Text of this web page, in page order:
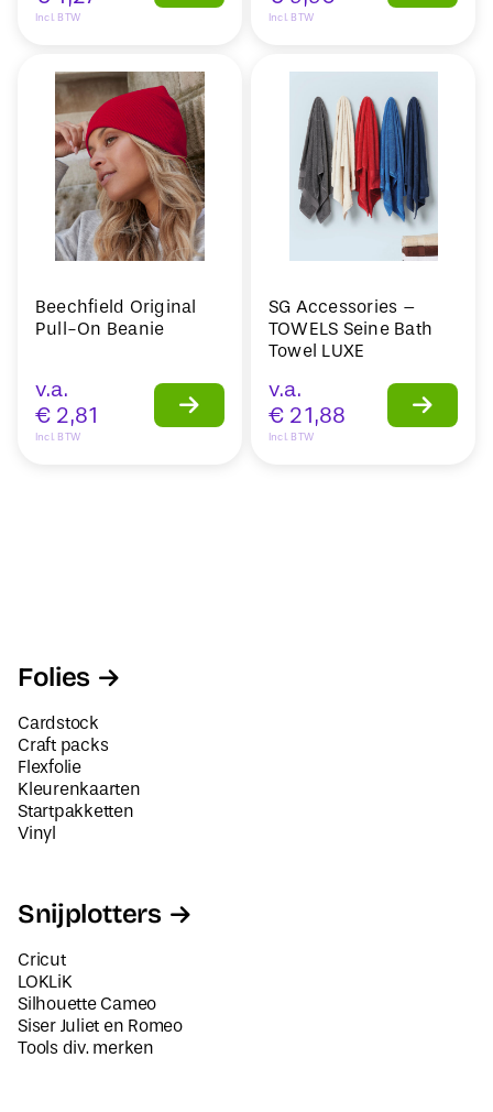
Incl. BTW Incl. BTW
Beechfield Original
Pull-On Beanie
v.a.
€ 2,81
Incl. BTW
SG Accessories –
TOWELS Seine Bath
Towel LUXE
v.a.
€ 21,88
Incl. BTW
Folies
Cardstock
Craft packs
Flexfolie
Kleurenkaarten
Startpakketten
Vinyl
Snijplotters
Cricut
LOKLiK
Silhouette Cameo
Siser Juliet en Romeo
Tools div. merken